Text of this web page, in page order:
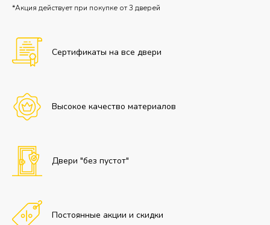
*Акция действует при покупке от 3 дверей
Сертификаты на все двери
Высокое качество материалов
Двери "без пустот"
Постоянные акции и скидки